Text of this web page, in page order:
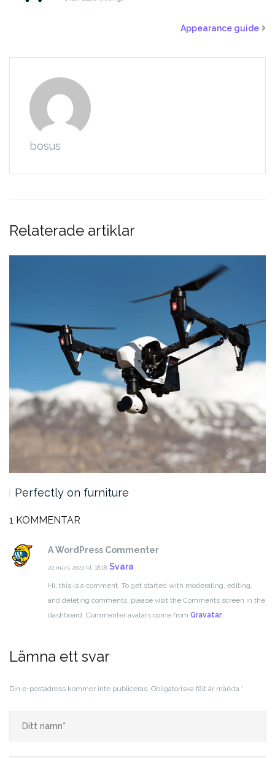
Appearance guide
bosus
Relaterade artiklar
Perfectly on furniture
1 KOMMENTAR
A WordPress Commenter
22 mars 2022 kl. 18:18 Svara
Hi, this is a comment. To get started with moderating, editing,
and deleting comments, please visit the Comments screen in the
dashboard. Commenter avatars come from Gravatar.
Lämna ett svar
Din e-postadress kommer inte publiceras. Obligatoriska fält är märkta *